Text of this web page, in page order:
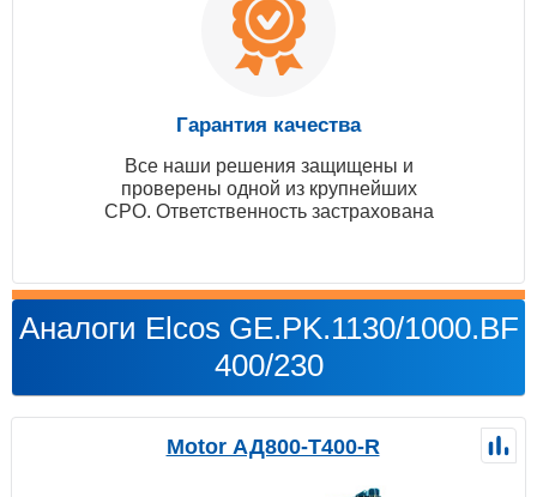
Гарантия качества
Все наши решения защищены и
проверены одной из крупнейших
СРО. Ответственность застрахована
Аналоги Elcos GE.PK.1130/1000.BF
400/230
Motor АД800-Т400-R